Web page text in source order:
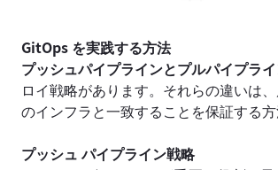
GitOps を実践する方法
プッシュパイプラインとプルパイプラ
ロイ戦略があります。それらの違いは
のインフラと一致することを保証する方
プッシュ パイプライン戦略